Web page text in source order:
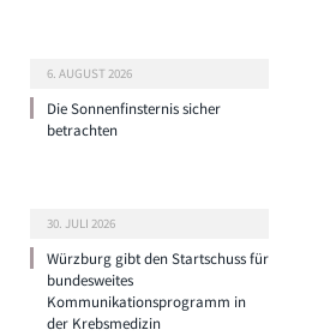
6. AUGUST 2026
Die Sonnenfinsternis sicher
betrachten
30. JULI 2026
Würzburg gibt den Startschuss für
bundesweites
Kommunikationsprogramm in
der Krebsmedizin